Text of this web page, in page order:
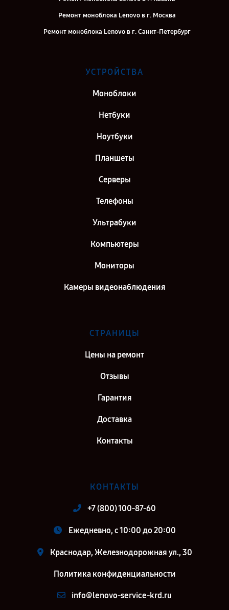
Ремонт моноблока Lenovo в г. Москва
Ремонт моноблока Lenovo в г. Санкт-Петербург
УСТРОЙСТВА
Моноблоки
Нетбуки
Ноутбуки
Планшеты
Серверы
Телефоны
Ультрабуки
Компьютеры
Мониторы
Камеры видеонаблюдения
СТРАНИЦЫ
Цены на ремонт
Отзывы
Гарантия
Доставка
Контакты
КОНТАКТЫ
+7 (800) 100-87-60
Ежедневно, с 10:00 до 20:00
Краснодар, Железнодорожная ул., 30
Политика конфиденциальности
info@lenovo-service-krd.ru